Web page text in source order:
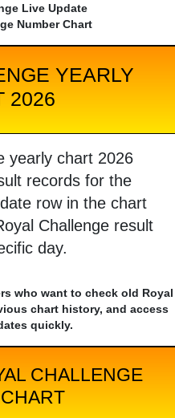
Live Update
Number Chart
YEARLY
2026
yearly chart 2026
records for the
row in the chart
Challenge result
day.
who want to check old Royal
chart history, and access
quickly.
CHALLENGE